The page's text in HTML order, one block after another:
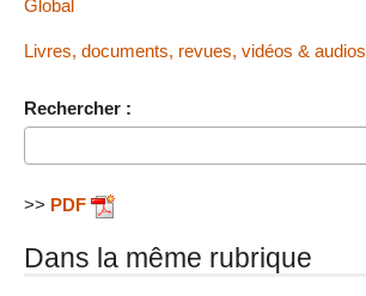
Global
Livres, documents, revues, vidéos & audios
Rechercher :
>> PDF
Dans la même rubrique